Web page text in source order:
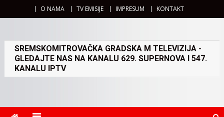
O NAMA TV EMISIJE IMPRESUM KONTAKT
SREMSKOMITROVAČKA GRADSKA M TELEVIZIJA -
GLEDAJTE NAS NA KANALU 629. SUPERNOVA I 547.
KANALU IPTV